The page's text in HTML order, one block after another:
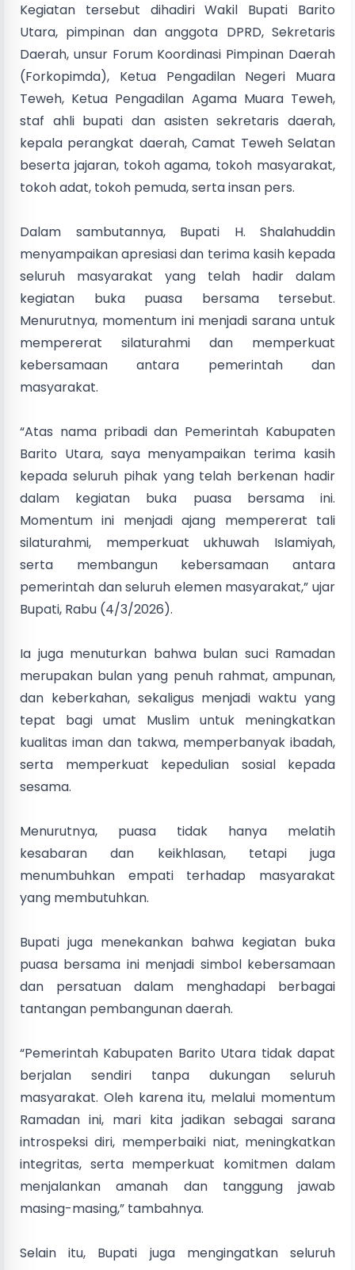
Kegiatan tersebut dihadiri Wakil Bupati Barito
Utara, pimpinan dan anggota DPRD, Sekretaris
Daerah, unsur Forum Koordinasi Pimpinan Daerah
(Forkopimda), Ketua Pengadilan Negeri Muara
Teweh, Ketua Pengadilan Agama Muara Teweh,
staf ahli bupati dan asisten sekretaris daerah,
kepala perangkat daerah, Camat Teweh Selatan
beserta jajaran, tokoh agama, tokoh masyarakat,
tokoh adat, tokoh pemuda, serta insan pers.
Dalam sambutannya, Bupati H. Shalahuddin
menyampaikan apresiasi dan terima kasih kepada
seluruh masyarakat yang telah hadir dalam
kegiatan buka puasa bersama tersebut.
Menurutnya, momentum ini menjadi sarana untuk
mempererat silaturahmi dan memperkuat
kebersamaan antara pemerintah dan
masyarakat.
“Atas nama pribadi dan Pemerintah Kabupaten
Barito Utara, saya menyampaikan terima kasih
kepada seluruh pihak yang telah berkenan hadir
dalam kegiatan buka puasa bersama ini.
Momentum ini menjadi ajang mempererat tali
silaturahmi, memperkuat ukhuwah Islamiyah,
serta membangun kebersamaan antara
pemerintah dan seluruh elemen masyarakat,” ujar
Bupati, Rabu (4/3/2026).
Ia juga menuturkan bahwa bulan suci Ramadan
merupakan bulan yang penuh rahmat, ampunan,
dan keberkahan, sekaligus menjadi waktu yang
tepat bagi umat Muslim untuk meningkatkan
kualitas iman dan takwa, memperbanyak ibadah,
serta memperkuat kepedulian sosial kepada
sesama.
Menurutnya, puasa tidak hanya melatih
kesabaran dan keikhlasan, tetapi juga
menumbuhkan empati terhadap masyarakat
yang membutuhkan.
Bupati juga menekankan bahwa kegiatan buka
puasa bersama ini menjadi simbol kebersamaan
dan persatuan dalam menghadapi berbagai
tantangan pembangunan daerah.
“Pemerintah Kabupaten Barito Utara tidak dapat
berjalan sendiri tanpa dukungan seluruh
masyarakat. Oleh karena itu, melalui momentum
Ramadan ini, mari kita jadikan sebagai sarana
introspeksi diri, memperbaiki niat, meningkatkan
integritas, serta memperkuat komitmen dalam
menjalankan amanah dan tanggung jawab
masing-masing,” tambahnya.
Selain itu, Bupati juga mengingatkan seluruh